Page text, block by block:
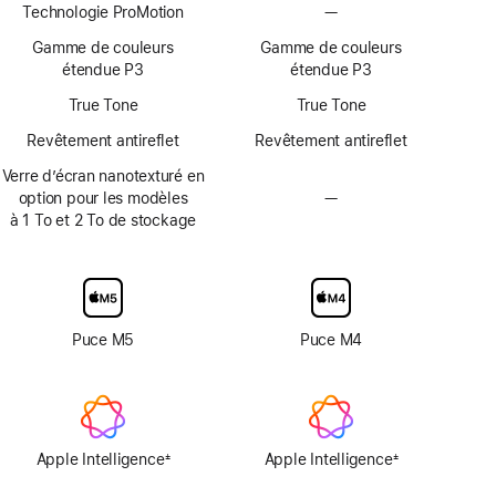
Technologie ProMotion
Gamme de couleurs
étendue P3
True Tone
Revêtement antireflet
Verre d’écran nanotexturé en
option pour les modèles
à 1 To et 2 To de stockage
Puce M5
Apple Intelligence±
—Technologie
non
disponible
Gamme de couleurs
étendue P3
True Tone
Revêtement antireflet
—Option
nanotexturé
non
disponible
Puce M4
Apple Intelligence±